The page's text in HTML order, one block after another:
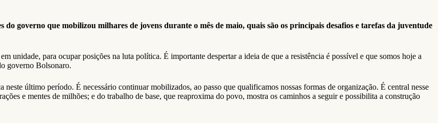
do governo que mobilizou milhares de jovens durante o mês de maio, quais são os principais desafios e tarefas da juventude
unidade, para ocupar posições na luta política. É importante despertar a ideia de que a resistência é possível e que somos hoje a
governo Bolsonaro.
último período. É necessário continuar mobilizados, ao passo que qualificamos nossas formas de organização. É central nesse
e mentes de milhões; e do trabalho de base, que reaproxima do povo, mostra os caminhos a seguir e possibilita a construção